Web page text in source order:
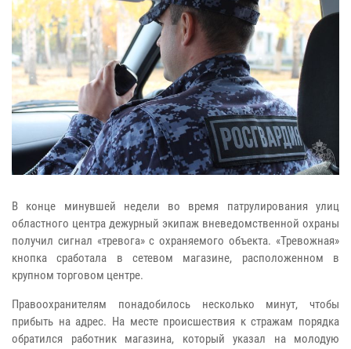
В конце минувшей недели во время патрулирования улиц
областного центра дежурный экипаж вневедомственной охраны
получил сигнал «тревога» с охраняемого объекта. «Тревожная»
кнопка сработала в сетевом магазине, расположенном в
крупном торговом центре.
Правоохранителям понадобилось несколько минут, чтобы
прибыть на адрес. На месте происшествия к стражам порядка
обратился работник магазина, который указал на молодую